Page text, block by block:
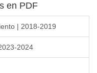
en PDF
| 2018-2019
2024